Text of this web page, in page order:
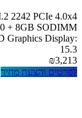
2242 PCIe 4.0x4
+ 8GB SODIMM
Graphics Display:
15.3
₪3,213
לפרטים והצעת מחיר